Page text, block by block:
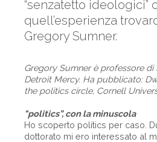
“senzatetto ideologici”
quell’esperienza
Gregory Sumner.
Gregory Sumner è professore di
Detroit Mercy. Ha pubblicato:
the politics circle, Cornell
"politics”, con la minuscola
Ho scoperto politics per caso.
dottorato mi ero interessato al